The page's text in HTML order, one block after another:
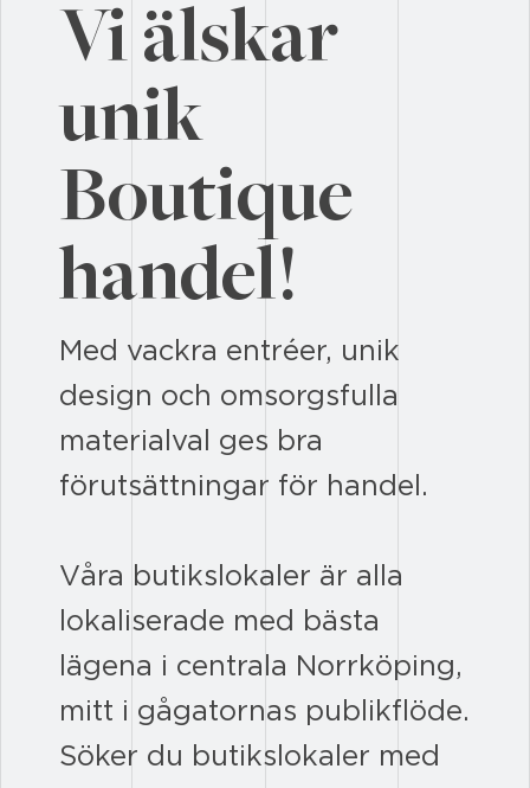
Vi älskar
unik
Boutique
handel!
Med vackra entréer, unik
design och omsorgsfulla
materialval ges bra
förutsättningar för handel.
Våra butikslokaler är alla
lokaliserade med bästa
lägena i centrala Norrköping,
mitt i gågatornas publikflöde.
Söker du butikslokaler med